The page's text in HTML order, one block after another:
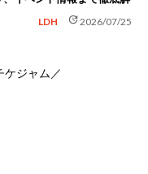
LDH update2026/07/25
ケジャム／